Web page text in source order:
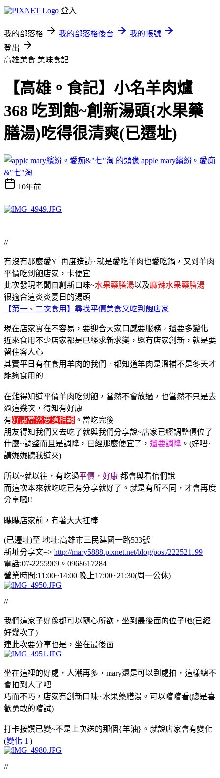
登入
我的部落格 我的部落格後台
我的帳號
登出
高雄美食 美味食記
【高雄。食記】小名羊肉爐
368 吃到飽~創新湯頭{水果藥
膳湯)吃得很清爽(已遷址)
apple mary繽紛。愛痴
&"七"淘
10年前
//
有沒有那麼愛Y 再度造訪~就是愛吃羊肉也愛吃鍋，又到羊肉
平價吃到飽店家，卡便宜
此次發現老闆自創新口味~水果藥膳湯以及麻辣水果藥膳湯
很適合這炎炎夏日的湯頭
【第一、二次食用】尋找平價美食又吃到飽店家
現在店家實在不容易，要迎合大家口感要服務，還要多變化
近來食用不少店家都是已經求新求變，還有店家創新，就是要
留住客人心
其實平日有在食用羊肉的我們，都知道羊肉是溫補不是冬天才
能夠食用的
在難得知道平價羊肉吃到飽，當然不會放過，也當然不只是去
過這幾次，得知有好康
有好康當然要道相報 。當吃完後
朋友得知我們又去吃了就與我們分享說~店家已經調整價位了
什麼~調整而且是調降，已經那麼便宜了， 還要調降 。(好吧~
請娓娓聽我道來)
所以~就以往，有吃過平價，好康 都會與看倌們說
而這次本來就吃吃已有分享就好了。就是有所不同，才會再度
分享囉!!
瞧瞧店家前，有著大大扛棒
(已遷址)至 地址:高雄市三民建國一路533號
新址分享文=> http://mary5888.pixnet.net/blog/post/222521199
電話:07-2255909。0968617284
營業時間:11:00~14:00 晚上17:00~21:30(周一公休)
//
我們這家子好像都可以隨心所欲，坐到最後面的位子吔(已經
好幾次了)
連此次要分享也是，坐在最後面
坐在這裡的好處，人潮再多，mary還是可以到處拍，這樣總不
會拍到人了吧
巧而不巧，店家有創新口味~水果藥膳湯。可以嚐嚐看(總是喜
歡勇敢的嚐試)
打卡按讚已變~不是上次送的那個{羊油}。就說店家會有變化
(變化 1 )
//